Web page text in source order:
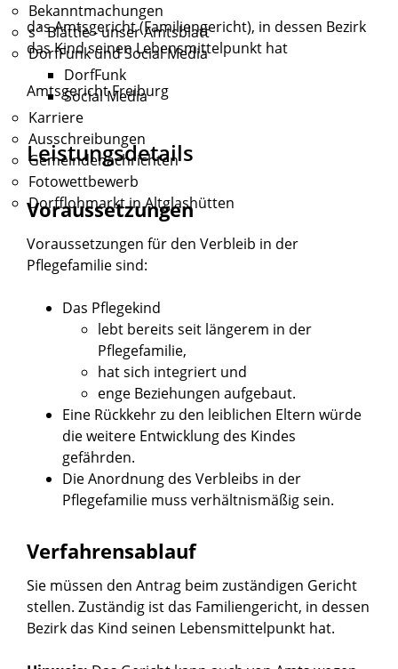
Bekanntmachungen
s´ Blättle - unser Amtsblatt
DorfFunk und Social Media
DorfFunk
Social Media
Karriere
Ausschreibungen
Gemeindenachrichten
Fotowettbewerb
Dorfflohmarkt in Altglashütten
das Amtsgericht (Familiengericht), in dessen Bezirk
das Kind seinen Lebensmittelpunkt hat
Amtsgericht Freiburg
Leistungsdetails
Voraussetzungen
Voraussetzungen für den Verbleib in der
Pflegefamilie sind:
Das Pflegekind
lebt bereits seit längerem in der
Pflegefamilie,
hat sich integriert und
enge Beziehungen aufgebaut.
Eine Rückkehr zu den leiblichen Eltern würde
die weitere Entwicklung des Kindes
gefährden.
Die Anordnung des Verbleibs in der
Pflegefamilie muss verhältnismäßig sein.
Verfahrensablauf
Sie müssen den Antrag beim zuständigen Gericht
stellen. Zuständig ist das Familiengericht, in dessen
Bezirk das Kind seinen Lebensmittelpunkt hat.